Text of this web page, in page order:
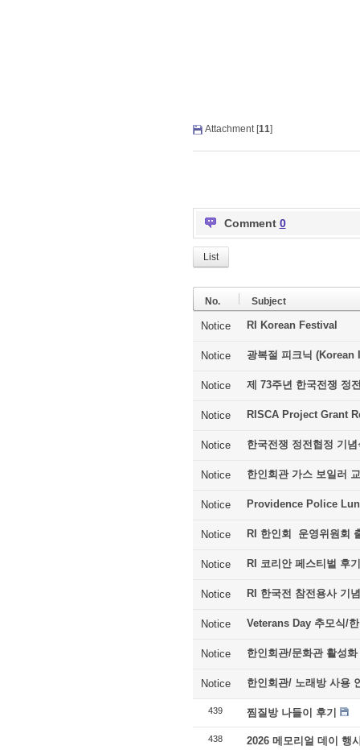
Attachment [11]
Comment 0
List
No. Subject
Notice RI Korean Festival
Notice 광복절 피크닉
Notice 제 73주년 한국전쟁 정
Notice RISCA Project Grant
Notice 한국전쟁 정전협정 기념
Notice 한인회관 가스 보일러
Notice Providence Police
Notice RI 한인회 운영위원회
Notice RI 코리안 페스티벌 후기
Notice RI 한국전 참전용사 기
Notice Veterans Day 추모식/
Notice 한인회관/문화관 활성화
Notice 한인회관/ 노래방 사용
439 찜질방 나들이 후기
438 2026 메모리얼 데이 행